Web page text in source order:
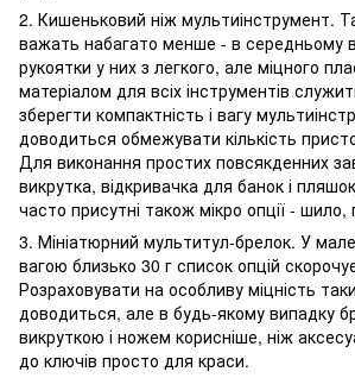
2. Кишеньковий ніж мультиінструмент.
важать набагато менше - в середньому
рукоятки у них з легкого, але міцного
матеріалом для всіх інструментів
зберегти компактність і вагу
доводиться обмежувати кількість
Для виконання простих повсякденних
викрутка, відкривачка для банок і
часто присутні також мікро опції - шило,
3. Мініатюрний мультитул-брелок. У
вагою близько 30 г список опцій
Розраховувати на особливу міцність
доводиться, але в будь-якому випадку
викруткою і ножем корисніше, ніж
до ключів просто для краси.